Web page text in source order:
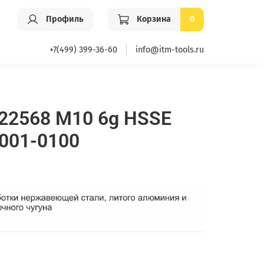
Профиль Корзина 0
+7(499) 399-36-60 info@itm-tools.ru
M10 6g HSSE
0100